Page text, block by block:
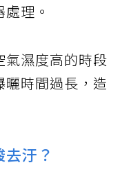
理。
氣濕度高的時段
時間過長，造
汙？